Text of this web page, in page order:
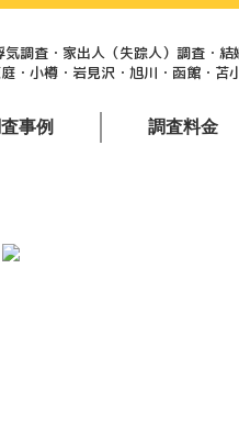
調査・家出人（失踪人）調査・結
・小樽・岩見沢・旭川・函館・苫
事例 調査料金